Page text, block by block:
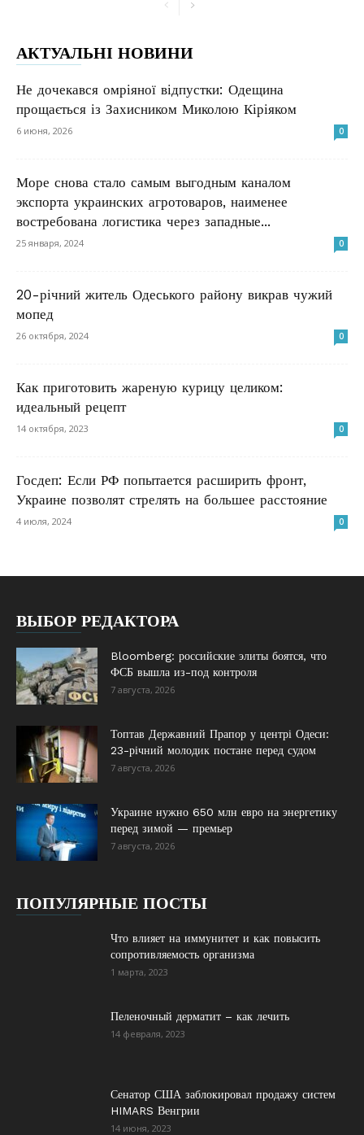
АКТУАЛЬНІ НОВИНИ
Не дочекався омріяної відпустки: Одещина
прощається із Захисником Миколою Кіріяком
6 июня, 2026 0
Море снова стало самым выгодным каналом
экспорта украинских агротоваров, наименее
востребована логистика через западные...
25 января, 2024 0
20-річний житель Одеського району викрав чужий
мопед
26 октября, 2024 0
Как приготовить жареную курицу целиком:
идеальный рецепт
14 октября, 2023 0
Госдеп: Если РФ попытается расширить фронт,
Украине позволят стрелять на большее расстояние
4 июля, 2024 0
ВЫБОР РЕДАКТОРА
Bloomberg: российские элиты боятся, что
ФСБ вышла из-под контроля
7 августа, 2026
Топтав Державний Прапор у центрі Одеси:
23-річний молодик постане перед судом
7 августа, 2026
Украине нужно 650 млн евро на энергетику
перед зимой — премьер
7 августа, 2026
ПОПУЛЯРНЫЕ ПОСТЫ
Что влияет на иммунитет и как повысить
сопротивляемость организма
1 марта, 2023
Пеленочный дерматит – как лечить
14 февраля, 2023
Сенатор США заблокировал продажу систем
HIMARS Венгрии
14 июня, 2023